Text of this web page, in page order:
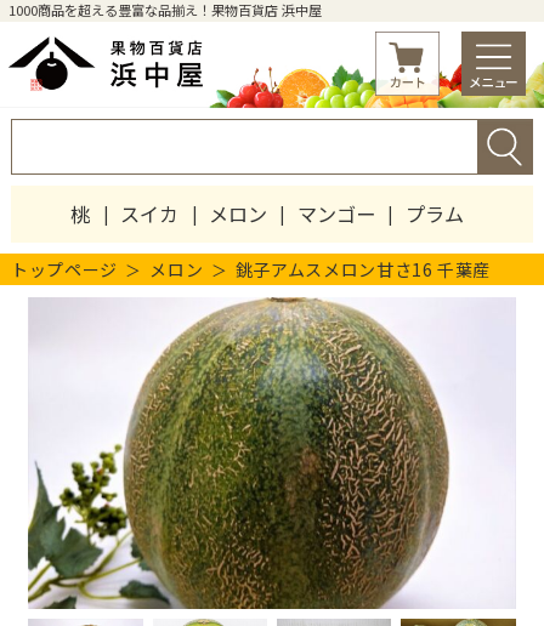
1000商品を超える豊富な品揃え！果物百貨店 浜中屋
桃 スイカ メロン マンゴー プラム
トップページ メロン 銚子アムスメロン甘さ16 千葉産